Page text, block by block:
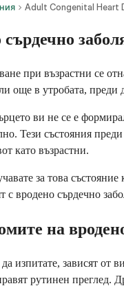
Adult Congenital Heart
при възрастни се
още в утробата, преди
ви не се е
Тези състояния
като възрастни.
за това
вродено сърдечно
на
изпитате, зависят от
рутинен преглед.